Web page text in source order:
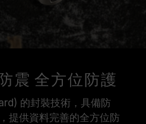
震 全方位防護
的封裝技術，具備防
提供資料完善的全方位防